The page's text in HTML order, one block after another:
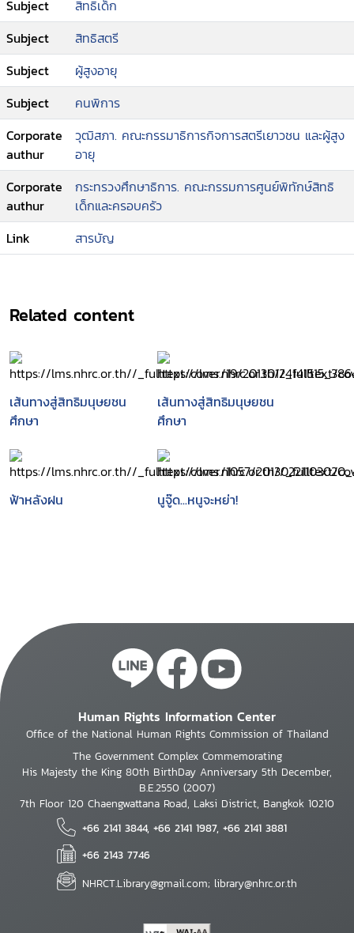
Subject
สิทธิเด็ก
Subject
สิทธิสตรี
Subject
ผู้สูงอายุ
Subject
คนพิการ
Corporate
authur
วุฒิสภา. คณะกรรมาธิการกิจการสตรีเยาวชน และผู้สูง
อายุ
Corporate
authur
กระทรวงศึกษาธิการ. คณะกรรมการศูนย์พิทักษ์สิทธิ
เด็กและครอบครัว
Link
สารบัญ
Related content
เส้นทางสู่สิทธิมนุษยชน
ศึกษา
เส้นทางสู่สิทธิมนุษยชน
ศึกษา
ฟ้าหลังฝน นูจู๊ด...หนูจะหย่า!
Human Rights Information Center
Office of the National Human Rights Commission of Thailand
The Government Complex Commemorating
His Majesty the King 80th BirthDay Anniversary 5th December,
B.E.2550 (2007)
7th Floor 120 Chaengwattana Road, Laksi District, Bangkok 10210
+66 2141 3844, +66 2141 1987, +66 2141 3881
+66 2143 7746
NHRCT.Library@gmail.com; library@nhrc.or.th